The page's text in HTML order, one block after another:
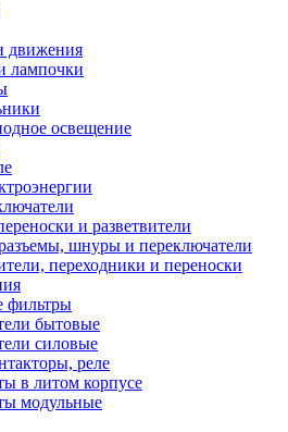
движения
лампочки
освещение
и разветвители
шнуры и переключатели
переходники и переноски
фильтры
бытовые
силовые
реле
в литом корпусе
модульные